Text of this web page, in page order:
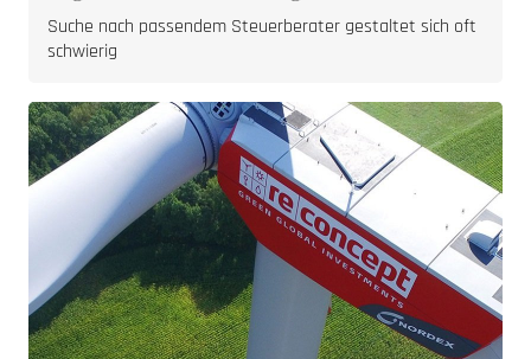
Suche nach passendem Steuerberater gestaltet sich oft
schwierig